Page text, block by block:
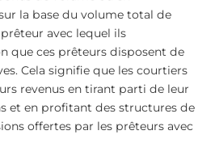
la base du volume total de
avec lequel ils
que ces prêteurs disposent de
Cela signifie que les courtiers
revenus en tirant parti de leur
et en profitant des structures de
offertes par les prêteurs avec